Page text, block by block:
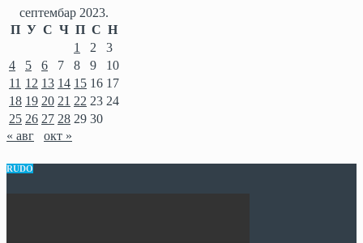
септембар 2023.
П У С Ч П С Н
1
2
3
4
5 6 7 8 9
10
11 12 13 14 15 16 17
18 19 20 21 22 23 24
25 26 27 28 29 30
« авг
окт »
RUDO